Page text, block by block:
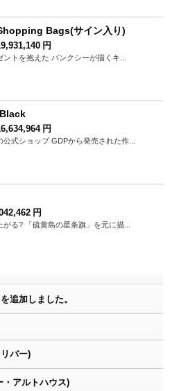
Bags(サイン入り)
円
ントを抱えた バンクシーが描くキ...
円
公式ショップ GDPから発売された作...
円
がる? 「硫黄島の星条旗」を元に描...
追加しました。
バー)
アルトハウス)